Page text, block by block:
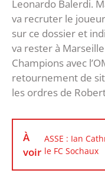
Leonardo Balerdi.
va recruter le
sur ce dossier et
va rester à
Champions avec
retournement de
les ordres de
À
voir
ASSE : Ian
le FC Sochaux